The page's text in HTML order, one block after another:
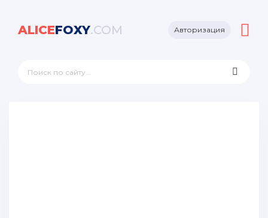
ALICEFOXY.COM Авторизация